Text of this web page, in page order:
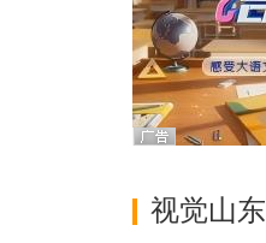
视觉山东